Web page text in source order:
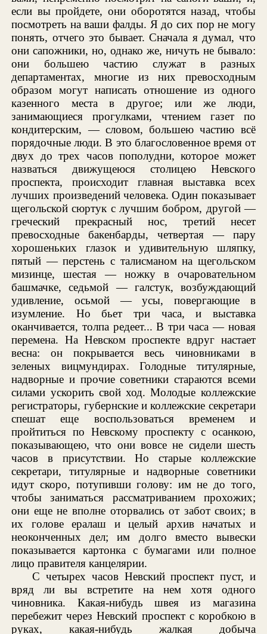
если вы пройдете, они оборотятся назад, чтобы
посмотреть на ваши фалды. Я до сих пор не могу
понять, отчего это бывает. Сначала я думал, что
они сапожники, но, однако же, ничуть не бывало:
они большею частию служат в разных
департаментах, многие из них превосходным
образом могут написать отношение из одного
казенного места в другое; или же люди,
занимающиеся прогулками, чтением газет по
кондитерским, — словом, большею частию всё
порядочные люди. В это благословенное время от
двух до трех часов пополудни, которое может
назваться движущеюся столицею Невского
проспекта, происходит главная выставка всех
лучших произведений человека. Один показывает
щегольской сюртук с лучшим бобром, другой —
греческий прекрасный нос, третий несет
превосходные бакенбарды, четвертая — пару
хорошеньких глазок и удивительную шляпку,
пятый — перстень с талисманом на щегольском
мизинце, шестая — ножку в очаровательном
башмачке, седьмой — галстук, возбуждающий
удивление, осьмой — усы, повергающие в
изумление. Но бьет три часа, и выставка
оканчивается, толпа редеет... В три часа — новая
перемена. На Невском проспекте вдруг настает
весна: он покрывается весь чиновниками в
зеленых вицмундирах. Голодные титулярные,
надворные и прочие советники стараются всеми
силами ускорить свой ход. Молодые коллежские
регистраторы, губернские и коллежские секретари
спешат еще воспользоваться временем и
пройтиться по Невскому проспекту с осанкою,
показывающею, что они вовсе не сидели шесть
часов в присутствии. Но старые коллежские
секретари, титулярные и надворные советники
идут скоро, потупивши голову: им не до того,
чтобы заниматься рассматриванием прохожих;
они еще не вполне оторвались от забот своих; в
их голове ералаш и целый архив начатых и
неоконченных дел; им долго вместо вывески
показывается картонка с бумагами или полное
лицо правителя канцелярии.
С четырех часов Невский проспект пуст, и
вряд ли вы встретите на нем хотя одного
чиновника. Какая-нибудь швея из магазина
перебежит через Невский проспект с коробкою в
руках, какая-нибудь жалкая добыча